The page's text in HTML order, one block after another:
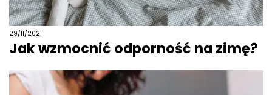
29/11/2021
Jak wzmocnić odporność na zimę?